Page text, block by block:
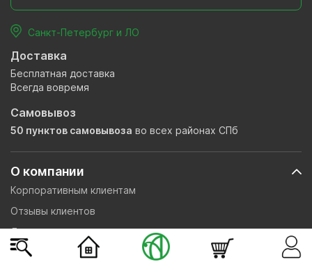
О компании
Корпоративным клиентам
Отзывы клиентов
Доставка и оплата
Гарантии, политика обмена и возврата
Санкт-Петербург и ЛО
Доставка
Бесплатная доставка
Всегда вовремя
Самовывоз
50 пунктов самовывоза во всех районах СПб